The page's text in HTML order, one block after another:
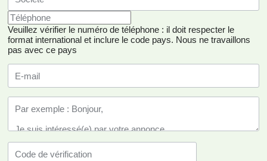
Veuillez vérifier le numéro de téléphone : il doit respecter le
format international et inclure le code pays. Nous ne travaillons
pas avec ce pays